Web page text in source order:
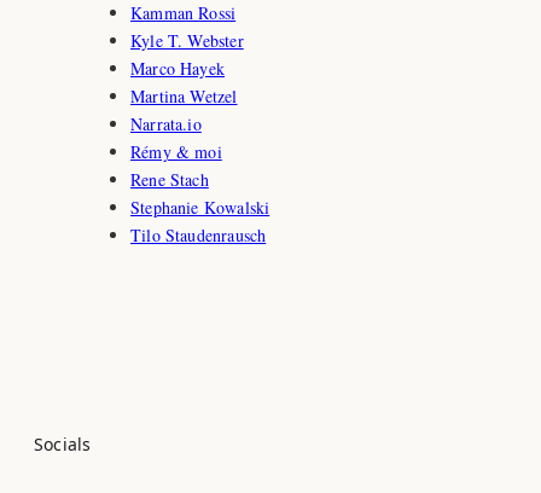
Kamman Rossi
Kyle T. Webster
Marco Hayek
Martina Wetzel
Narrata.io
Rémy & moi
Rene Stach
Stephanie Kowalski
Tilo Staudenrausch
Socials